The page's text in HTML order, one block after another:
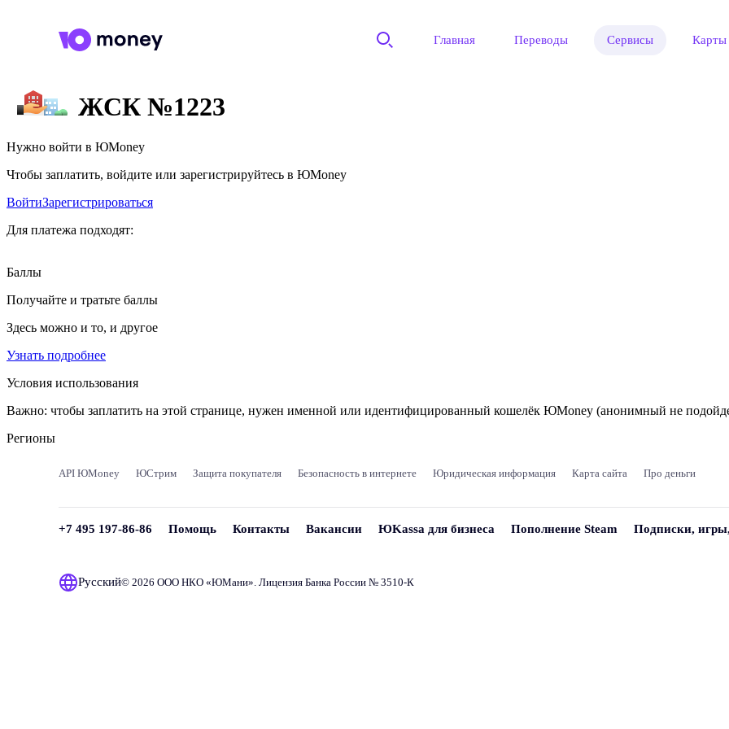
Главная Переводы Сервисы Карты
ЖСК №1223
Нужно войти в ЮMoney
Чтобы заплатить, войдите или зарегистрируйтесь в ЮMoney
ВойтиЗарегистрироваться
Для платежа подходят:
Баллы
Получайте и тратьте баллы
Здесь можно и то, и другое
Узнать подробнее
Условия использования
Важно: чтобы заплатить на этой странице, нужен именной или идентифицированный кошелёк ЮMoney (анонимный не
Регионы
API ЮMoney ЮСтрим Защита покупателя Безопасность в интернете Юридическая информация Карта сайта Про деньги
+7 495 197-86-86 Помощь Контакты Вакансии ЮKassa для бизнеса Пополнение Steam Подписки,
Русский© 2026 ООО НКО «ЮМани». Лицензия Банка России № 3510‑К